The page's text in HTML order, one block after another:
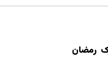
رمضان